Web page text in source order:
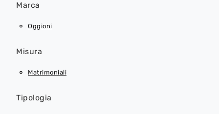
Marca
Oggioni
Misura
Matrimoniali
Tipologia